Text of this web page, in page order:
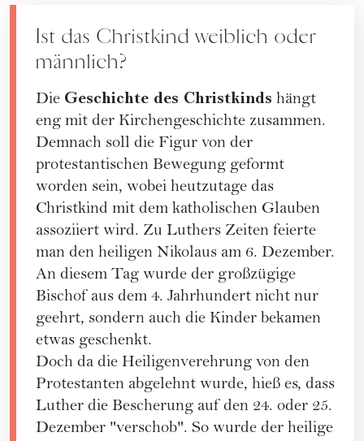
Ist das Christkind weiblich oder
männlich?
Die Geschichte des Christkinds hängt
eng mit der Kirchengeschichte zusammen.
Demnach soll die Figur von der
protestantischen Bewegung geformt
worden sein, wobei heutzutage das
Christkind mit dem katholischen Glauben
assoziiert wird. Zu Luthers Zeiten feierte
man den heiligen Nikolaus am 6. Dezember.
An diesem Tag wurde der großzügige
Bischof aus dem 4. Jahrhundert nicht nur
geehrt, sondern auch die Kinder bekamen
etwas geschenkt.
Doch da die Heiligenverehrung von den
Protestanten abgelehnt wurde, hieß es, dass
Luther die Bescherung auf den 24. oder 25.
Dezember "verschob". So wurde der heilige